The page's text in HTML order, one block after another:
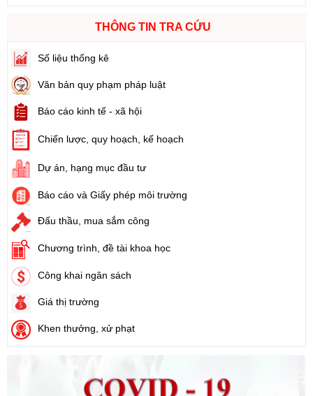
103/2024/NĐ-CP
Ngày ban hành: (21/08/2024)
Số:1731/KH-UBND
Tên:
Ngày ban hành: (21/08/2024)
Tên:
(Nghị định Quy định về giá đất)
Ngày ban hành: (21/08/2024)
Số:31/2024/QH15
Tên:
Ngày ban hành: (21/08/2024)
Số:
Tên:
(Nghị định Quy định về bồi thường, hỗ trợ, tái định cư khi
Nhà nước thu hồi đất)
Ngày ban hành: (21/08/2024)
THÔNG TIN TRA CỨU
Số liệu thống kê
Văn bản quy phạm pháp luật
Báo cáo kinh tế - xã hội
Chiến lược, quy hoạch, kế hoạch
Dự án, hạng mục đầu tư
Báo cáo và Giấy phép môi trường
Đấu thầu, mua sắm công
Chương trình, đề tài khoa học
Công khai ngân sách
Giá thị trường
Khen thưởng, xử phạt